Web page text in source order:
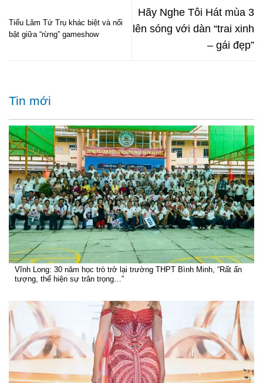
Tiếu Lâm Tứ Trụ khác biệt và nổi
bật giữa “rừng” gameshow
Hãy Nghe Tôi Hát mùa 3
lên sóng với dàn “trai xinh
– gái đẹp”
Tin mới
Vĩnh Long: 30 năm học trò trở lại trường THPT Bình Minh, “Rất ấn
tượng, thể hiện sự trân trọng…”